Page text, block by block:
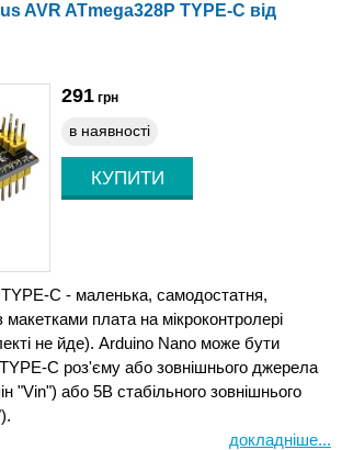
AVR ATmega328P TYPE-C від
291 грн
в наявності
C - маленька, самодостатня,
макетками плата на мікроконтролері
не йде). Arduino Nano може бути
C роз'єму або зовнішнього джерела
"Vin") або 5В стабільного зовнішнього
докладніше...